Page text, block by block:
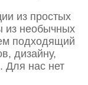
из простых
из необычных
подходящий
дизайну,
Для нас нет